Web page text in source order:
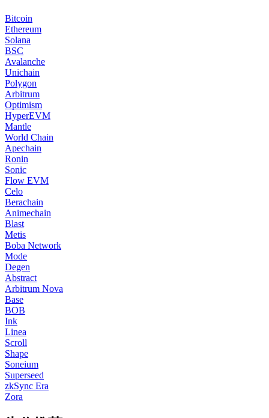
Bitcoin
Ethereum
Solana
BSC
Avalanche
Unichain
Polygon
Arbitrum
Optimism
HyperEVM
Mantle
World Chain
Apechain
Ronin
Sonic
Flow EVM
Celo
Berachain
Animechain
Blast
Metis
Boba Network
Mode
Degen
Abstract
Arbitrum Nova
Base
BOB
Ink
Linea
Scroll
Shape
Soneium
Superseed
zkSync Era
Zora